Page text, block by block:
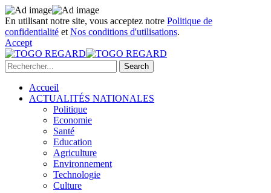
En utilisant notre site, vous acceptez notre Politique de
confidentialité et Nos conditions d'utilisations.
Accept
Accueil
ACTUALITÉS NATIONALES
Politique
Economie
Santé
Education
Agriculture
Environnement
Technologie
Culture